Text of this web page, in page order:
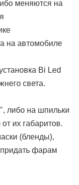
меняются на
на автомобиле
Bi Led
света.
либо на шпильки
их габаритов.
(бленды),
фарам